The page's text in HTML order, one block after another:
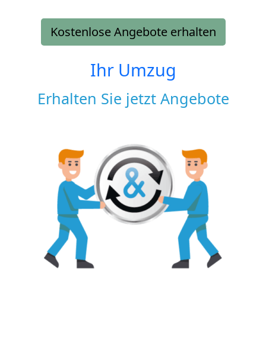
Kostenlose Angebote erhalten
Ihr Umzug
Erhalten Sie jetzt Angebote